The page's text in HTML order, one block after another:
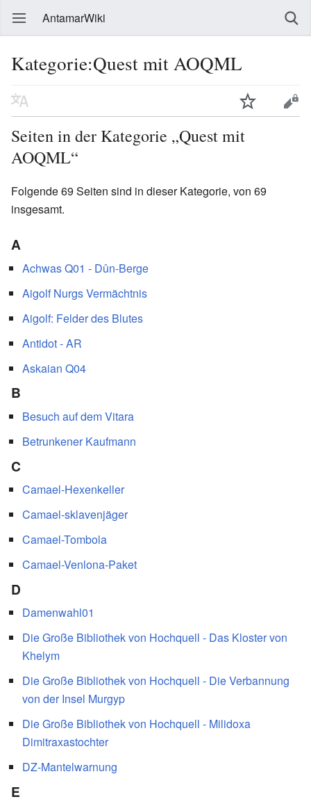
AntamarWiki
Kategorie:Quest mit AOQML
Seiten in der Kategorie „Quest mit
AOQML“
Folgende 69 Seiten sind in dieser Kategorie, von 69
insgesamt.
A
Achwas Q01 - Dûn-Berge
Aigolf Nurgs Vermächtnis
Aigolf: Felder des Blutes
Antidot - AR
Askaian Q04
B
Besuch auf dem Vitara
Betrunkener Kaufmann
C
Camael-Hexenkeller
Camael-sklavenjäger
Camael-Tombola
Camael-Venlona-Paket
D
Damenwahl01
Die Große Bibliothek von Hochquell - Das Kloster von
Khelym
Die Große Bibliothek von Hochquell - Die Verbannung
von der Insel Murgyp
Die Große Bibliothek von Hochquell - Milidoxa
Dimitraxastochter
DZ-Mantelwarnung
E